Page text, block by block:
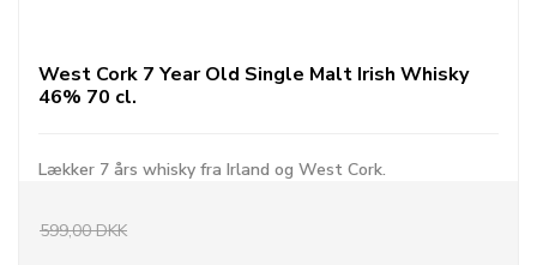
West Cork 7 Year Old Single Malt Irish Whisky
46% 70 cl.
Lækker 7 års whisky fra Irland og West Cork.
599,00 DKK